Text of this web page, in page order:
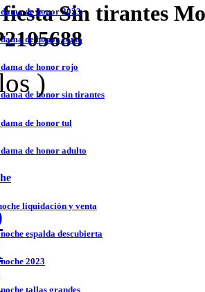
de honor 2023
dama de honor corto
dama de honor rojo
dama de honor sin tirantes
dama de honor tul
dama de honor adulto
liquidación y venta
espalda descubierta
2023
tallas grandes
fiesta Sin tirantes
)